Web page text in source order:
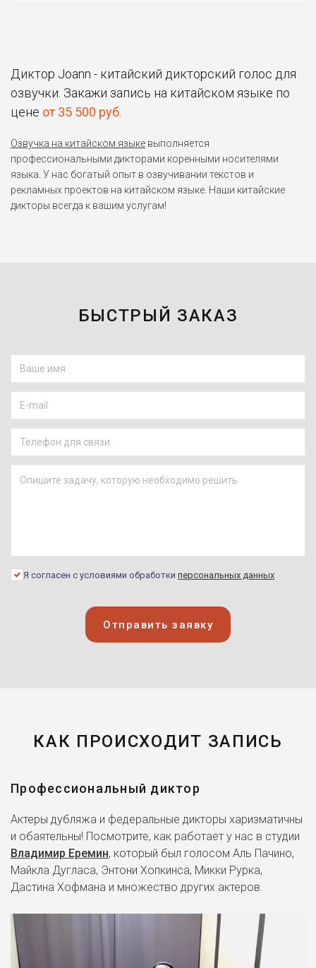
Диктор Joann - китайский дикторский голос для
озвучки. Закажи запись на китайском языке по
цене от 35 500 руб
Озвучка на китайском языке выполняется
профессиональными дикторами коренными носителями
языка. У нас богатый опыт в озвучивании текстов и
рекламных проектов на китайском языке. Наши китайские
дикторы всегда к вашим услугам!
БЫСТРЫЙ ЗАКАЗ
Я согласен с условиями обработки персональных данных
Отправить заявку
КАК ПРОИСХОДИТ ЗАПИСЬ
Профессиональный диктор
Актеры дубляжа и федеральные дикторы харизматичны
и обаятельны! Посмотрите, как работает у нас в студии
Владимир Еремин, который был голосом Аль Пачино,
Майкла Дугласа, Энтони Хопкинса, Микки Рурка,
Дастина Хофмана и множество других актеров.